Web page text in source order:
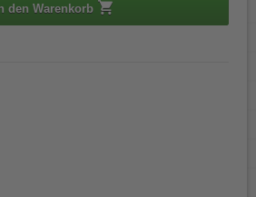
den Warenkorb